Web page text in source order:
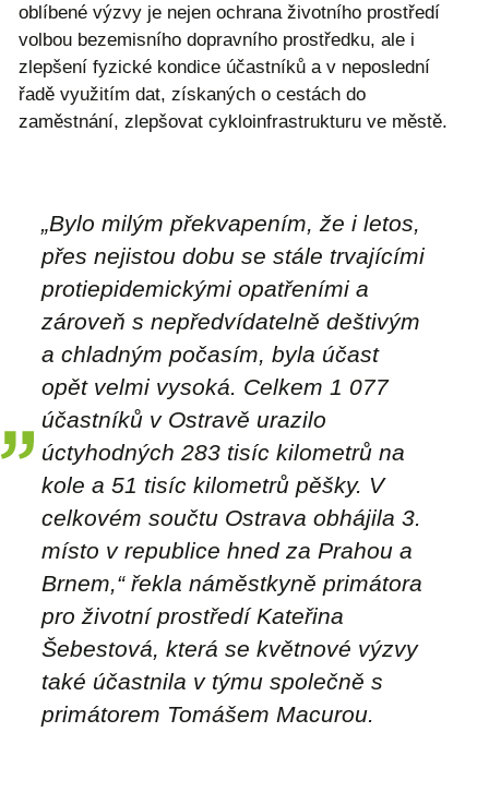
oblíbené výzvy je nejen ochrana životního prostředí
volbou bezemisního dopravního prostředku, ale i
zlepšení fyzické kondice účastníků a v neposlední
řadě využitím dat, získaných o cestách do
zaměstnání, zlepšovat cykloinfrastrukturu ve městě.
„Bylo milým překvapením, že i letos,
přes nejistou dobu se stále trvajícími
protiepidemickými opatřeními a
zároveň s nepředvídatelně deštivým
a chladným počasím, byla účast
opět velmi vysoká. Celkem 1 077
účastníků v Ostravě urazilo
úctyhodných 283 tisíc kilometrů na
kole a 51 tisíc kilometrů pěšky. V
celkovém součtu Ostrava obhájila 3.
místo v republice hned za Prahou a
Brnem,“ řekla náměstkyně primátora
pro životní prostředí Kateřina
Šebestová, která se květnové výzvy
také účastnila v týmu společně s
primátorem Tomášem Macurou.